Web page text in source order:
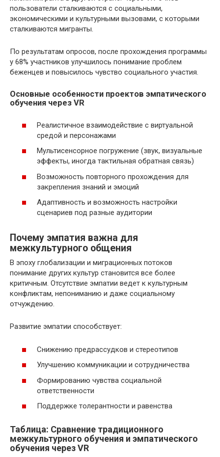
пользователи сталкиваются с социальными,
экономическими и культурными вызовами, с которыми
сталкиваются мигранты.
По результатам опросов, после прохождения программы
у 68% участников улучшилось понимание проблем
беженцев и повысилось чувство социального участия.
Основные особенности проектов эмпатического
обучения через VR
Реалистичное взаимодействие с виртуальной
средой и персонажами
Мультисенсорное погружение (звук, визуальные
эффекты, иногда тактильная обратная связь)
Возможность повторного прохождения для
закрепления знаний и эмоций
Адаптивность и возможность настройки
сценариев под разные аудитории
Почему эмпатия важна для
межкультурного общения
В эпоху глобализации и миграционных потоков
понимание других культур становится все более
критичным. Отсутствие эмпатии ведет к культурным
конфликтам, непониманию и даже социальному
отчуждению.
Развитие эмпатии способствует:
Снижению предрассудков и стереотипов
Улучшению коммуникации и сотрудничества
Формированию чувства социальной
ответственности
Поддержке толерантности и равенства
Таблица: Сравнение традиционного
межкультурного обучения и эмпатического
обучения через VR